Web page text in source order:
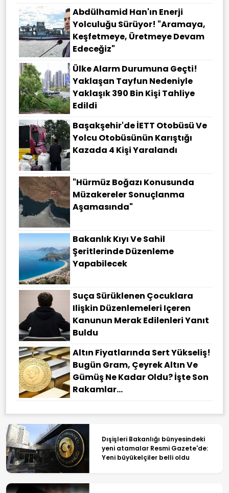
Abdülhamid Han'ın Enerji
Yolculuğu Sürüyor! "Aramaya,
Keşfetmeye, Üretmeye Devam
Edeceğiz"
Ülke Alarm Durumuna Geçti!
Yaklaşan Tayfun Nedeniyle
Yaklaşık 390 Bin Kişi Tahliye
Edildi
Başakşehir'de İETT Otobüsü Ve
Yolcu Otobüsünün Karıştığı
Kazada 4 Kişi Yaralandı
"Hürmüz Boğazı Konusunda
Müzakereler Sonuçlanma
Aşamasında"
Bakanlık Kıyı Ve Sahil
Şeritlerinde Düzenleme
Yapabilecek
Suça Sürüklenen Çocuklara
Ilişkin Düzenlemeleri Içeren
Kanunun Merak Edilenleri Yanıt
Buldu
Altın Fiyatlarında Sert Yükseliş!
Bugün Gram, Çeyrek Altın Ve
Gümüş Ne Kadar Oldu? İşte Son
Rakamlar...
Dışişleri Bakanlığı bünyesindeki
yeni atamalar Resmi Gazete'de:
Yeni büyükelçiler belli oldu